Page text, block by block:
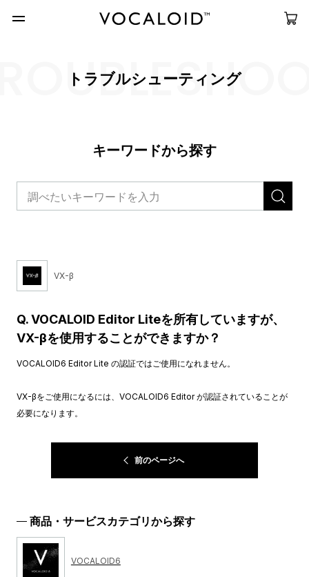
トラブルシューティング
キーワードから探す
VX-β
Q. VOCALOID Editor Liteを所有していますが、
VX-βを使用することができますか？
VOCALOID6 Editor Lite の認証ではご使用になれません。
VX-βをご使用になるには、VOCALOID6 Editor が認証されていることが
必要になります。
前のページへ
商品・サービスカテゴリから探す
VOCALOID6